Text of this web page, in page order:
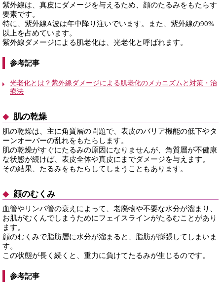
紫外線は、真皮にダメージを与えるため、顔のたるみをもたらす
要素です。
特に、紫外線A波は年中降り注いでいます。また、紫外線の90%
以上を占めています。
紫外線ダメージによる肌老化は、光老化と呼ばれます。
参考記事
光老化とは？紫外線ダメージによる肌老化のメカニズムと対策・治
療法
肌の乾燥
肌の乾燥は、主に角質層の問題で、表皮のバリア機能の低下やタ
ーンオーバーの乱れをもたらします。
肌の乾燥がすぐにたるみの原因になりませんが、角質層が不健康
な状態が続けば、表皮全体や真皮にまでダメージを与えます。
その結果、たるみをもたらしてしまうこともあります。
顔のむくみ
血管やリンパ管の衰えによって、老廃物や不要な水分が溜まり、
お肌がむくんでしまうためにフェイスラインがたるむことがあり
ます。
顔のむくみで脂肪層に水分が溜まると、脂肪が膨張してしまいま
す。
この状態が長く続くと、重力に負けてたるみが生じるのです。
参考記事